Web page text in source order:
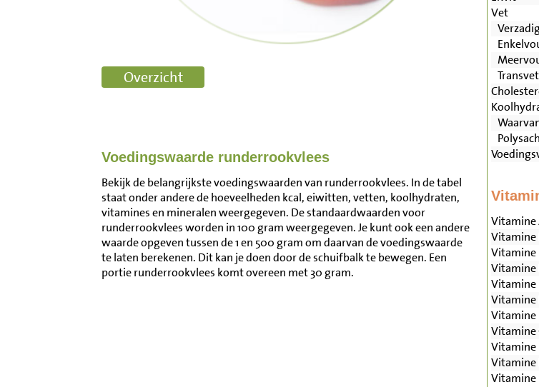
Voedingswaarde runderrookvlees
Bekijk de belangrijkste voedingswaarden van runderrookvlees. In de tabel
staat onder andere de hoeveelheden kcal, eiwitten, vetten, koolhydraten,
vitamines en mineralen weergegeven. De standaardwaarden voor
runderrookvlees worden in 100 gram weergegeven. Je kunt ook een andere
waarde opgeven tussen de 1 en 500 gram om daarvan de voedingswaarde
te laten berekenen. Dit kan je doen door de schuifbalk te bewegen. Een
portie runderrookvlees komt overeen met 30 gram.
Vet
Transvet
Vitamine
Vitamine
Vitamine
Vitamine
Vitamine
Vitamine
Vitamine
Vitamine
Vitamine
Vitamine
Vitamine